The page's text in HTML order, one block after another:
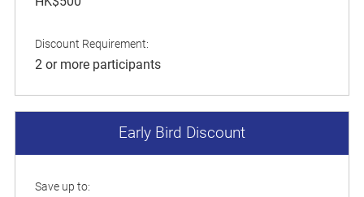
Discount Requirement:
2 or more participants
Early Bird Discount
Save up to: